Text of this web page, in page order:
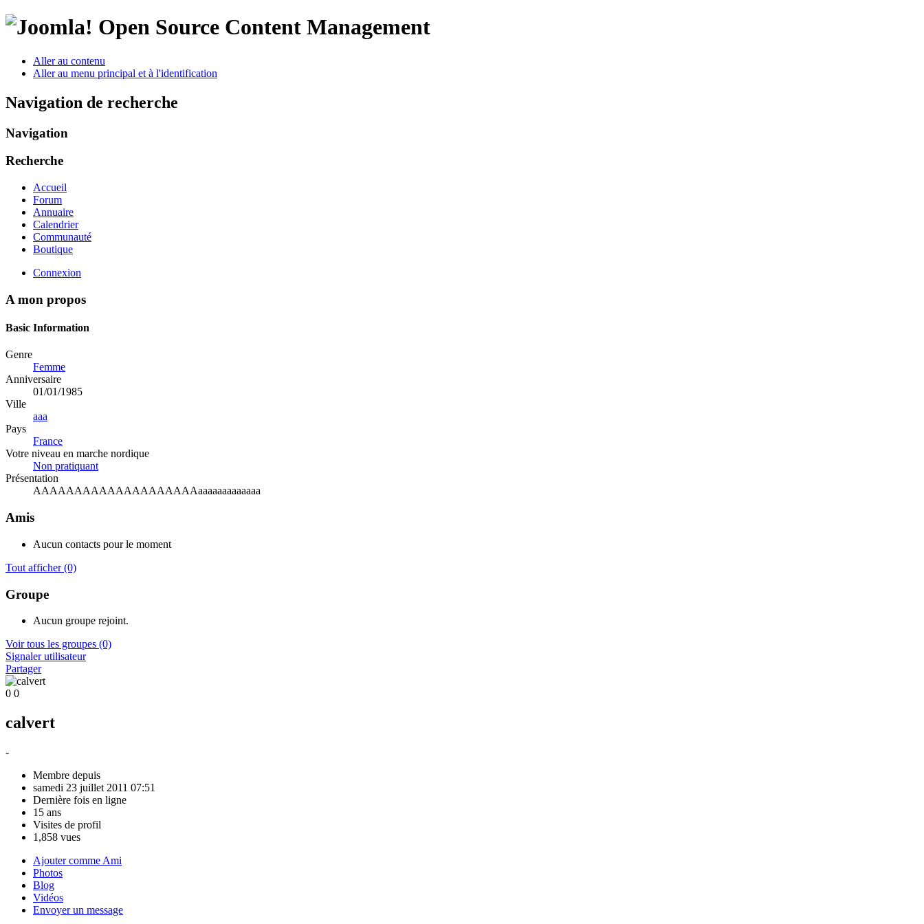
Open Source Content Management
Aller au contenu
Aller au menu principal et à l'identification
Navigation de recherche
Navigation
Recherche
Accueil
Forum
Annuaire
Calendrier
Communauté
Boutique
Connexion
A mon propos
Basic Information
Genre
Femme
Anniversaire
01/01/1985
Ville
aaa
Pays
France
Votre niveau en marche nordique
Non pratiquant
Présentation
AAAAAAAAAAAAAAAAAAAAaaaaaaaaaaaaa
Amis
Aucun contacts pour le moment
Tout afficher (0)
Groupe
Aucun groupe rejoint.
Voir tous les groupes (0)
Signaler utilisateur
Partager
0 0
calvert
-
Membre depuis
samedi 23 juillet 2011 07:51
Dernière fois en ligne
15 ans
Visites de profil
1,858 vues
Ajouter comme Ami
Photos
Blog
Vidéos
Envoyer un message